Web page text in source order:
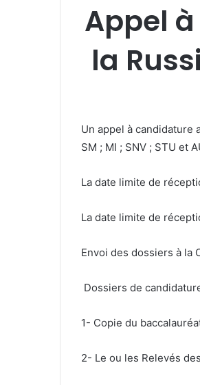
Appel
la
Un appel à candidature
SM ; MI ; SNV ; STU et
La date limite de
La date limite de
Envoi des dossiers à la
Dossiers de
1- Copie du
2- Le ou les Relevés